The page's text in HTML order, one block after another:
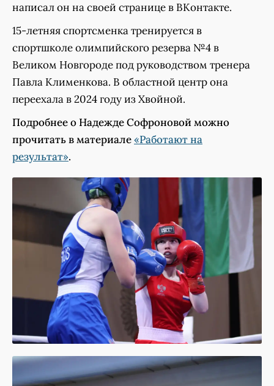
написал он на своей странице в ВКонтакте.
15-летняя спортсменка тренируется в
спортшколе олимпийского резерва №4 в
Великом Новгороде под руководством тренера
Павла Клименкова. В областной центр она
переехала в 2024 году из Хвойной.
Подробнее о Надежде Софроновой можно
прочитать в материале«Работают на
результат».